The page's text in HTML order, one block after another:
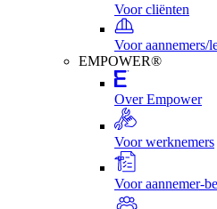
Voor cliënten
Voor aannemers/
EMPOWER®
Over Empower
Voor werknemers
Voor aannemer-